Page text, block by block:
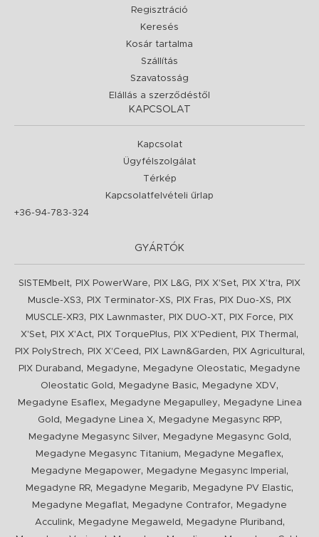
Regisztráció
Keresés
Kosár tartalma
Szállítás
Szavatosság
Elállás a szerződéstől
KAPCSOLAT
Kapcsolat
Ügyfélszolgálat
Térkép
Kapcsolatfelvételi űrlap
+36-94-783-324
GYÁRTÓK
SISTEMbelt, PIX PowerWare, PIX L&G, PIX X'Set, PIX X'tra,
PIX
Muscle-XS3, PIX Terminator-XS, PIX Fras, PIX Duo-XS,
PIX
MUSCLE-XR3, PIX Lawnmaster, PIX DUO-XT , PIX Force,
PIX
X'Set, PIX X'Act, PIX TorquePlus, PIX X'Pedient, PIX Thermal ,
PIX PolyStrech, PIX X'Ceed , PIX Lawn&Garden, PIX Agricultural ,
PIX Duraband , Megadyne, Megadyne Oleostatic,
Megadyne
Oleostatic Gold , Megadyne Basic, Megadyne XDV,
Megadyne Esaflex, Megadyne Megapulley,
Megadyne Linea
Gold , Megadyne Linea X, Megadyne Megasync RPP,
Megadyne Megasync Silver, Megadyne Megasync Gold ,
Megadyne Megasync Titanium, Megadyne Megaflex,
Megadyne Megapower, Megadyne Megasync Imperial ,
Megadyne RR, Megadyne Megarib, Megadyne PV Elastic,
Megadyne Megaflat, Megadyne Contrafor,
Megadyne
Acculink, Megadyne Megaweld , Megadyne Pluriband ,